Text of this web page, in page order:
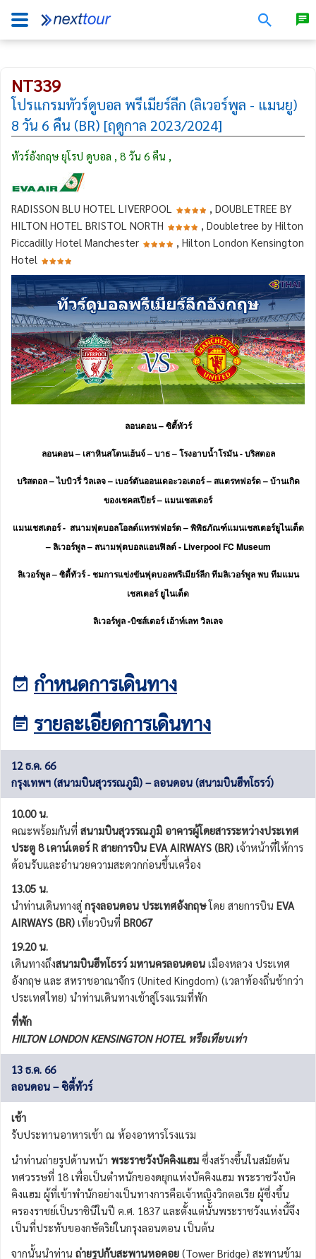
NT339
โปรแกรมทัวร์ดูบอล พรีเมียร์ลีก (ลิเวอร์พูล - แมนยู)
8 วัน 6 คืน (BR) [ฤดูกาล 2023/2024]
ทัวร์อังกฤษ ยุโรป ดูบอล , 8 วัน 6 คืน ,
RADISSON BLU HOTEL LIVERPOOL
, DOUBLETREE BY
HILTON HOTEL BRISTOL NORTH
, Doubletree by Hilton
Piccadilly Hotel Manchester
, Hilton London Kensington
Hotel
ลอนดอน – ซิตี้ทัวร์
ลอนดอน – เสาหินสโตนเฮ้นจ์ – บาธ – โรงอาบน้ำโรมัน - บริสตอล
บริสตอล – ไบบิวรี่ วิลเลจ – เบอร์ตันออนเดอะวอเตอร์ – สแตรทฟอร์ด – บ้านเกิด
ของเชคสเปียร์ – แมนเชสเตอร์
แมนเชสเตอร์ - สนามฟุตบอลโอลด์แทรฟฟอร์ด – พิพิธภัณฑ์แมนเชสเตอร์ยูไนเต็ด
– ลิเวอร์พูล – สนามฟุตบอลแอนฟิลด์ - Liverpool FC Museum
ลิเวอร์พูล – ซิตี้ทัวร์ - ชมการแข่งขันฟุตบอลพรีเมียร์ลีก ทีมลิเวอร์พูล พบ ทีมแมน
เชสเตอร์ ยูไนเต็ด
ลิเวอร์พูล -บิซส์เตอร์ เอ้าท์เลท วิลเลจ
กำหนดการเดินทาง
รายละเอียดการเดินทาง
12 ธ.ค. 66
กรุงเทพฯ (สนามบินสุวรรณภูมิ) – ลอนดอน (สนามบินฮีทโธรว์)
10.00 น.
คณะพร้อมกันที่ สนามบินสุวรรณภูมิ อาคารผู้โดยสารระหว่างประเทศ
ประตู 8 เคาน์เตอร์ R สายการบิน EVA AIRWAYS (BR) เจ้าหน้าที่ให้การ
ต้อนรับและอํานวยความสะดวกก่อนขึ้นเครื่อง
13.05 น.
นำท่านเดินทางสู่ กรุงลอนดอน ประเทศอังกฤษโดย สายการบิน EVA
AIRWAYS (BR) เที่ยวบินที่ BR067
19.20 น.
เดินทางถึงสนามบินฮีทโธรว์ มหานครลอนดอน เมืองหลวง ประเทศ
อังกฤษ และ สหราชอาณาจักร (United Kingdom) (เวลาท้องถิ่นช้ากว่า
ประเทศไทย) นำท่านเดินทางเข้าสู่โรงแรมที่พัก
ที่พัก
HILTON LONDON KENSINGTON HOTEL หรือเทียบเท่า
13 ธ.ค. 66
ลอนดอน – ซิตี้ทัวร์
เช้า
รับประทานอาหารเช้า ณ ห้องอาหารโรงแรม
นำท่านถ่ายรูปด้านหน้า พระราชวังบัคคิงแฮม ซึ่งสร้างขึ้นในสมัยต้น
ทศวรรษที่ 18 เพื่อเป็นตำหนักของดยุกแห่งบัคคิงแฮม พระราชวังบัค
คิงแฮม ผู้ที่เข้าพำนักอย่างเป็นทางการคือเจ้าหญิงวิกตอเรีย ผู้ซึ่งขึ้น
ครองราชย์เป็นราชินีในปี ค.ศ. 1837 และตั้งแต่นั้นพระราชวังแห่งนี้จึง
เป็นที่ประทับของกษัตริย์ในกรุงลอนดอน เป็นต้น
จากนั้นนำท่าน ถ่ายรูปกับสะพานหอคอย (Tower Bridge) สะพานข้าม